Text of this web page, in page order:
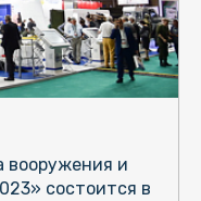
вооружения и
состоится в